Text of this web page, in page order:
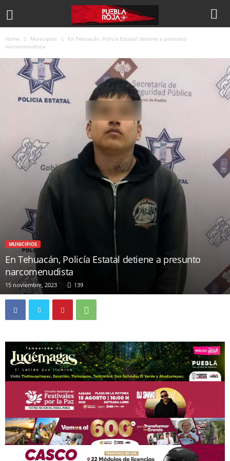
Home Municipios
En Tehuacán, Policía Estatal detiene a presunto
narcomenudista
MUNICIPIOS
En Tehuacán, Policía Estatal detiene a presunto
narcomenudista
15 noviembre, 2023 139